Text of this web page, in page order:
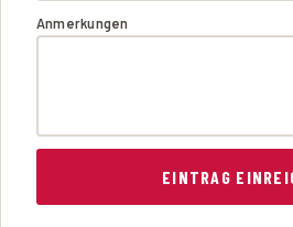
Anmerkungen
EINTRAG